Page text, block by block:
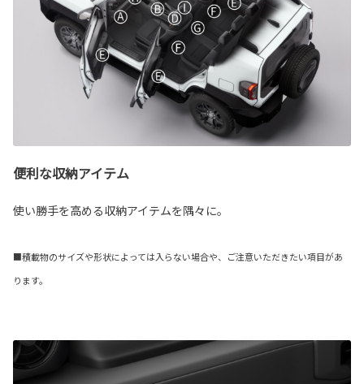
便利な収納アイテム
使い勝手を高める収納アイテムを隅々に。
■積載物のサイズや形状によっては入らない場合や、ご注意いただきたい項目があ
ります。